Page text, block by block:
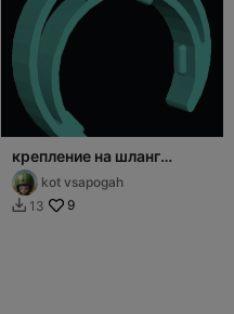
крепление на шланг
пылесоса thomas twin
kot vsapogah
 13 9